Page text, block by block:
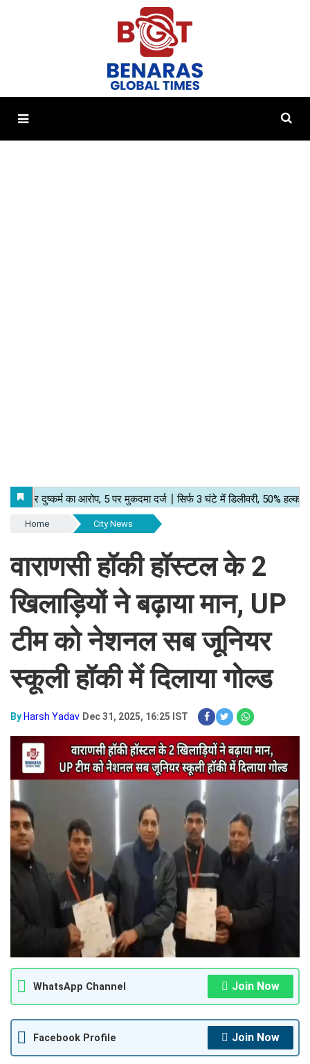
Home City News
वाराणसी हॉकी हॉस्टल के 2
खिलाड़ियों ने बढ़ाया मान, UP
टीम को नेशनल सब जूनियर
स्कूली हॉकी में दिलाया गोल्ड
By Harsh Yadav Dec 31, 2025, 16:25 IST
WhatsApp Channel Join Now
Facebook Profile Join Now